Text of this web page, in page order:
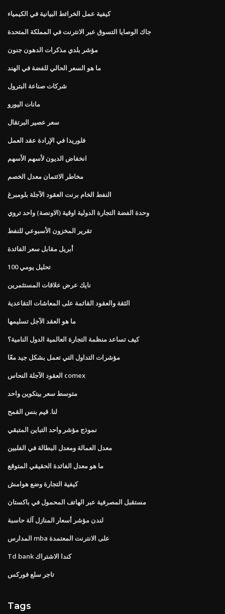
كيفية عمل الخرائط البيانية في الكيمياء
جاك الوصايا التسوق عبر الانترنت في المملكة المتحدة
مؤشر بلدي مذكرات الدهون جنون
ما هو السعر الحالي للفضة في الهند
شركات صناعة البترول
مانات اليورو
سعر عصير البرتقال
فلوريدا في الإرادة عقد العمل
انخفاض الديون لأسهم الأسهم
مخاطر الائتمان معدل الخصم
النفط الخام برنت العقود الآجلة بلومبرغ
وحدة الفضة التجارة الدولية اوقية (الاونصة) واحد تروي
تقرير المخزون الأسبوعي للنفط
أبريل مقابل سعر الفائدة
100 تحليل يومي
نايك عرض علاقات المستثمرين
الثقة والعقود القائمة على المعاشات التقاعدية
ما هو العقد الآجل تسليمها
كيف تساعد منظمة التجارة العالمية الدول النامية؟
مؤشرات التداول التي تعمل بشكل جيد معًا
العقود الآجلة النحاس comex
متوسط ​​سعر بيتكوين واحد
لنا. قيم بنس القمح
نموذج مؤشر واحد التباين المتبقي
معدل العمالة ومعدل البطالة في الفلبين
ما هو معدل الفائدة الحقيقي المتوقع
كيفية التجارة وضع هوامش
مستقبل المصرفية عبر الهاتف المحمول في باكستان
لندن مؤشر أسعار المنازل آلة حاسبة
المدارس mba على الانترنت المعتمدة
Td bank كندا الاشتراك
تاجر سلع فوركس
Tags